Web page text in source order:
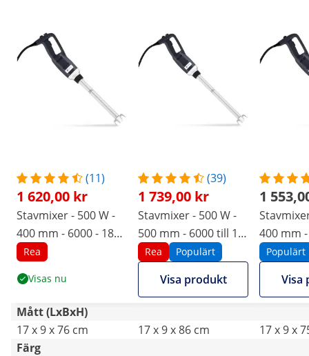
(11)
1 620,00 kr
Stavmixer - 500 W -
400 mm - 6000 - 18
000 r/min
Rea
Visas nu
(39)
1 739,00 kr
Stavmixer - 500 W -
500 mm - 6000 till 18
000 r/min
Rea Populärt
Visa produkt
1
400 mm
r/min
Populärt
Visa
Mått (LxBxH)
17 x 9 x 76 cm
17 x 9 x 86 cm
17 x 9 x
Färg